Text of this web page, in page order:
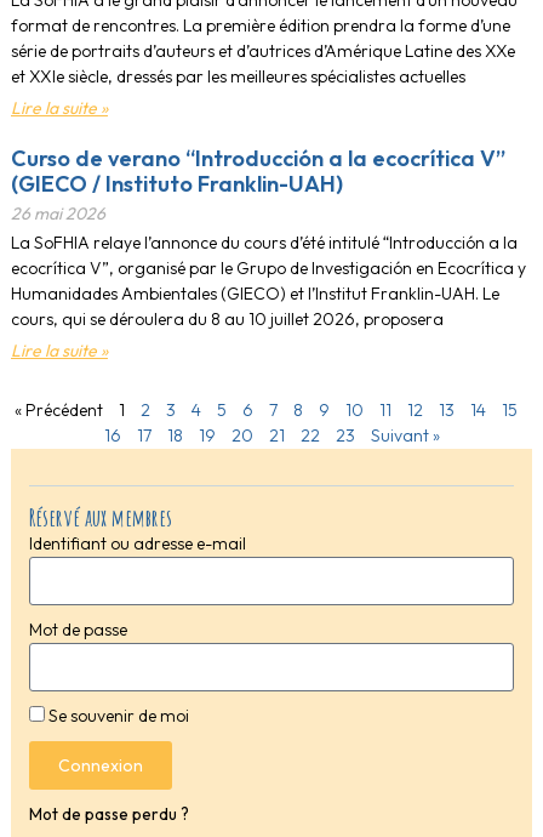
Réservé aux membres
Identifiant ou adresse e-mail
Mot de passe
Se souvenir de moi
Connexion
Mot de passe perdu ?
format de rencontres. La première édition prendra la forme d’une
série de portraits d’auteurs et d’autrices d’Amérique Latine des XXe
et XXIe siècle, dressés par les meilleures spécialistes actuelles
Lire la suite »
Curso de verano “Introducción a la ecocrítica V”
(GIECO / Instituto Franklin-UAH)
26 mai 2026
La SoFHIA relaye l’annonce du cours d’été intitulé “Introducción a la
ecocrítica V”, organisé par le Grupo de Investigación en Ecocrítica y
Humanidades Ambientales (GIECO) et l’Institut Franklin-UAH. Le
cours, qui se déroulera du 8 au 10 juillet 2026, proposera
Lire la suite »
« Précédent 1 2 3 4 5 6 7 8 9 10 11 12 13 14
15
16
17 18 19 20 21 22 23 Suivant »